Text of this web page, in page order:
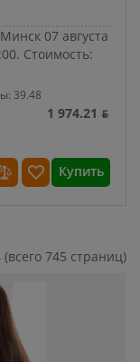
07 августа
Стоимость:
39.48
1 974.21 ƃ
Купить
745 страниц)